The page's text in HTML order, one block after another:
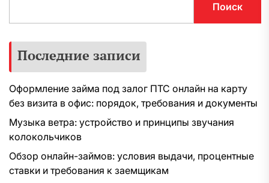
Поиск
Последние записи
Оформление займа под залог ПТС онлайн на карту
без визита в офис: порядок, требования и документы
Музыка ветра: устройство и принципы звучания
колокольчиков
Обзор онлайн-займов: условия выдачи, процентные
ставки и требования к заемщикам